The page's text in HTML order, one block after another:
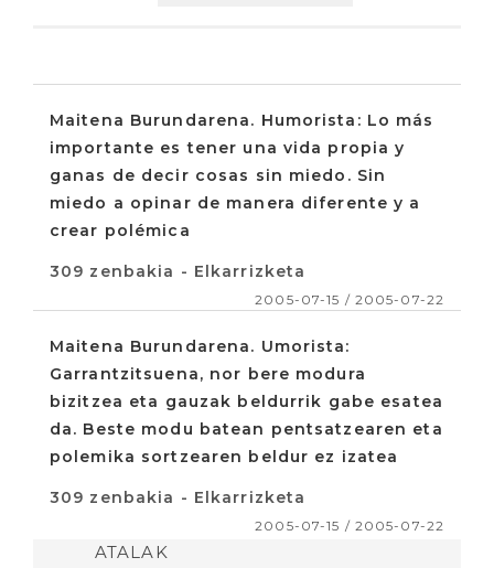
Maitena Burundarena. Humorista: Lo más
importante es tener una vida propia y
ganas de decir cosas sin miedo. Sin
miedo a opinar de manera diferente y a
crear polémica
309 zenbakia - Elkarrizketa
2005-07-15 / 2005-07-22
Maitena Burundarena. Umorista:
Garrantzitsuena, nor bere modura
bizitzea eta gauzak beldurrik gabe esatea
da. Beste modu batean pentsatzearen eta
polemika sortzearen beldur ez izatea
309 zenbakia - Elkarrizketa
2005-07-15 / 2005-07-22
ATALAK